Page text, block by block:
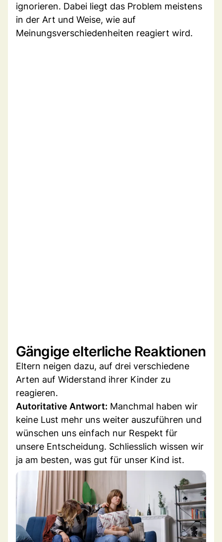
ignorieren. Dabei liegt das Problem meistens
in der Art und Weise, wie auf
Meinungsverschiedenheiten reagiert wird.
Gängige elterliche Reaktionen
Eltern neigen dazu, auf drei verschiedene
Arten auf Widerstand ihrer Kinder zu
reagieren.
Autoritative Antwort: Manchmal haben wir
keine Lust mehr uns weiter auszuführen und
wünschen uns einfach nur Respekt für
unsere Entscheidung. Schliesslich wissen wir
ja am besten, was gut für unser Kind ist.